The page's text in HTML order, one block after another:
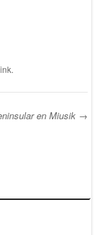
.
en Miusik →